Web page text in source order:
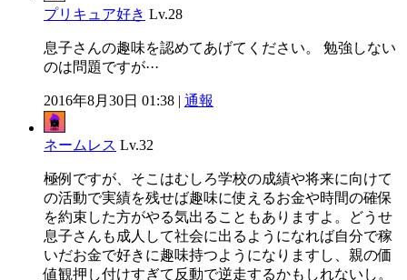
プリキュア好き Lv.28
息子さんの趣味を認めてあげてください。 勉強しない
のは問題ですが···
2016年8月30日 01:38 | 通報
ネームレス Lv.32
極例ですが、そこはむしろ学校の成績や将来に向けて
の活動で実績を残せば趣味に使えるお金や時間の確保
を約束した方がやる気出ることもありますよ。どうせ
息子さんも成人して社会に出るようになれば自分で稼
いだお金で好きに趣味持つようになりますし、親の価
値観押し付けすぎて反動で逆走するかもしれないし。